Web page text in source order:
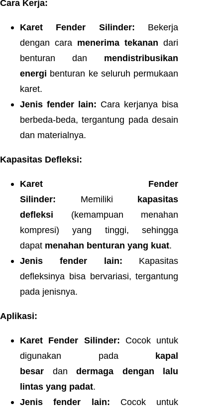
Cara Kerja:
Karet Fender Silinder: Bekerja
dengan cara menerima tekanan dari
benturan dan mendistribusikan
energi benturan ke seluruh permukaan
karet.
Jenis fender lain: Cara kerjanya bisa
berbeda-beda, tergantung pada desain
dan materialnya.
Kapasitas Defleksi:
Karet Fender
Silinder: Memiliki
kapasitas
defleksi (kemampuan menahan
kompresi) yang tinggi, sehingga
dapat menahan benturan yang kuat.
Jenis fender lain: Kapasitas
defleksinya bisa bervariasi, tergantung
pada jenisnya.
Aplikasi:
Karet Fender Silinder: Cocok untuk
digunakan pada
kapal
besar dandermaga dengan lalu
lintas yang padat.
Jenis fender lain: Cocok untuk